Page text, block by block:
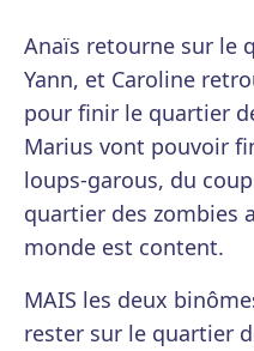
Anaïs retourne sur le
Yann, et Caroline
pour finir le quartier
Marius vont pouvoir
loups-garous, du
quartier des zombies
monde est content.
MAIS les deux
rester sur le quartier